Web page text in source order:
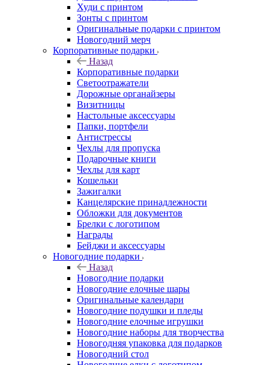
Худи с принтом
Зонты с принтом
Оригинальные подарки с принтом
Новогодний мерч
Корпоративные подарки
Назад
Корпоративные подарки
Светоотражатели
Дорожные органайзеры
Визитницы
Настольные аксессуары
Папки, портфели
Антистрессы
Чехлы для пропуска
Подарочные книги
Чехлы для карт
Кошельки
Зажигалки
Канцелярские принадлежности
Обложки для документов
Брелки с логотипом
Награды
Бейджи и аксессуары
Новогодние подарки
Назад
Новогодние подарки
Новогодние елочные шары
Оригинальные календари
Новогодние подушки и пледы
Новогодние елочные игрушки
Новогодние наборы для творчества
Новогодняя упаковка для подарков
Новогодний стол